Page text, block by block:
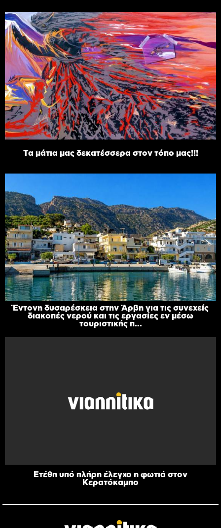
Τα μάτια μας δεκατέσσερα στον τόπο μας!!!
Έντονη δυσαρέσκεια στην Άρβη για τις συνεχείς
διακοπές νερού και τις εργασίες εν μέσω
τουριστικής π...
Ετέθη υπό πλήρη έλεγχο η φωτιά στον
Κερατόκαμπο